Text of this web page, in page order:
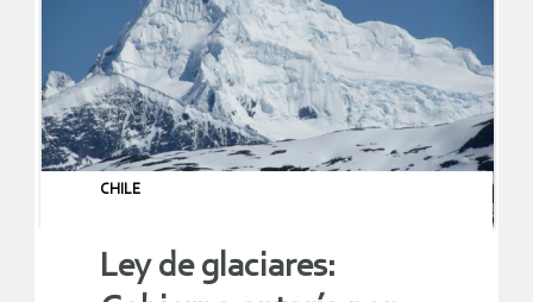
CHILE
Ley de glaciares: